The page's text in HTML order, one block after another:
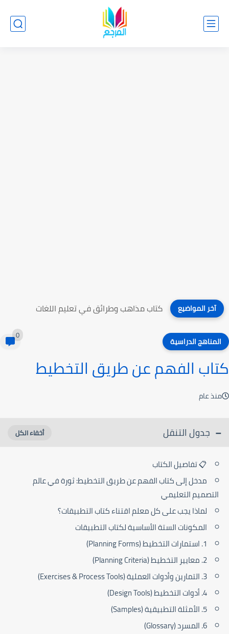
آخر المواضيع كتاب مذاهب وطرائق في تعليم اللغات
المناهج الدراسية 0
كتاب الفهم عن طريق التخطيط
منذ عام
جدول التنقل
📋 تفاصيل الكتاب
مدخل إلى كتاب الفهم عن طريق التخطيط: ثورة في عالم
التصميم التعليمي
لماذا يجب على كل معلم اقتناء كتاب التطبيقات؟
المكونات الستة الأساسية لكتاب التطبيقات
1. استمارات التخطيط (Planning Forms)
2. معايير التخطيط (Planning Criteria)
3. التمارين وأدوات العملية (Exercises & Process Tools)
4. أدوات التخطيط (Design Tools)
5. الأمثلة التطبيقية (Samples)
6. المسرد (Glossary)